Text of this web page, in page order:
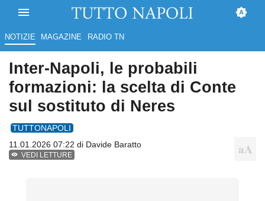
NOTIZIE MAGAZINE RADIO TN
Inter-Napoli, le probabili
formazioni: la scelta di Conte
sul sostituto di Neres
TUTTONAPOLI
11.01.2026 07:22 di Davide Baratto
VEDI LETTURE